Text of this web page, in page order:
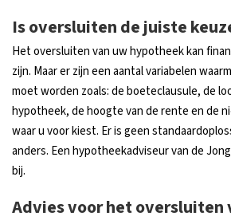
Is oversluiten de juiste
Het oversluiten van uw hypotheek kan
zijn. Maar er zijn een aantal variabelen
moet worden zoals: de boeteclausule, de
hypotheek, de hoogte van de rente en de
waar u voor kiest. Er is geen
anders. Een hypotheekadviseur van de
bij.
Advies voor het oversluiten